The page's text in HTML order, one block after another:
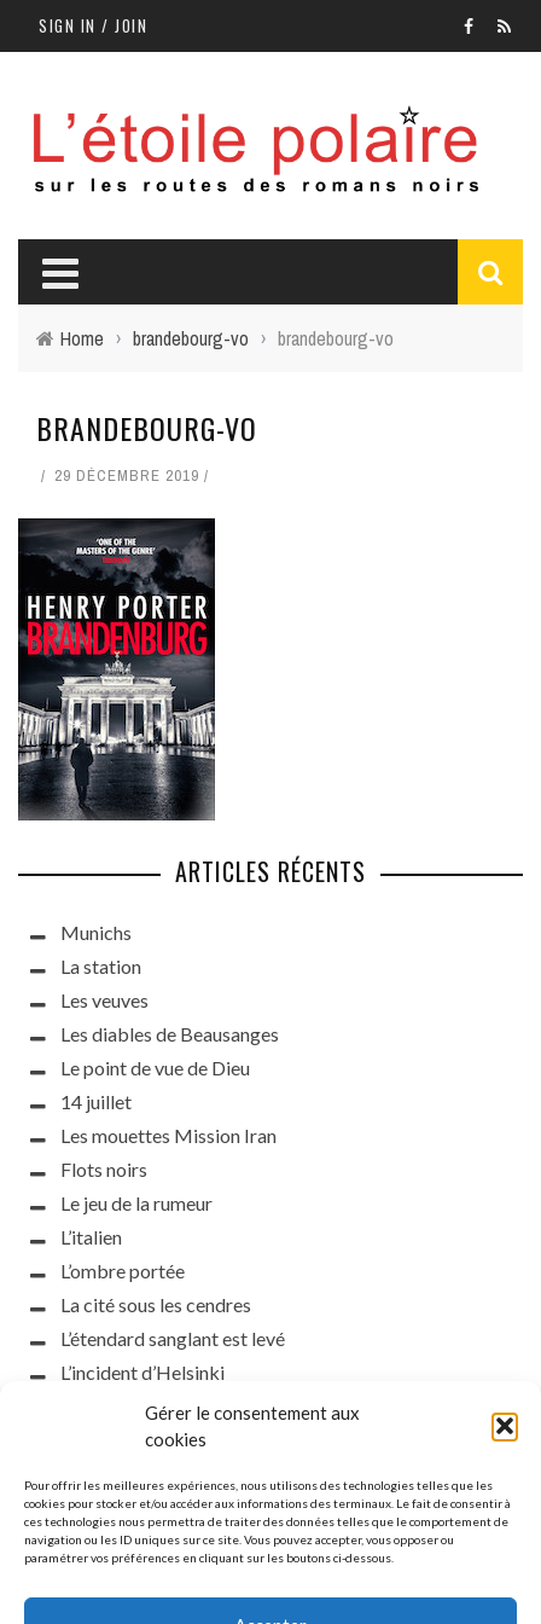
Gérer le consentement aux
cookies
Pour offrir les meilleures expériences, nous utilisons des technologies telles que les
cookies pour stocker et/ou accéder aux informations des terminaux. Le fait de consentir à
ces technologies nous permettra de traiter des données telles que le comportement de
navigation ou les ID uniques sur ce site. Vous pouvez accepter, vous opposer ou
paramétrer vos préférences en cliquant sur les boutons ci-dessous.
SIGN IN / JOIN
Home › brandebourg-vo › brandebourg-vo
BRANDEBOURG-VO
29 DÉCEMBRE 2019
ARTICLES RÉCENTS
Munichs
La station
Les veuves
Les diables de Beausanges
Le point de vue de Dieu
14 juillet
Les mouettes Mission Iran
Flots noirs
Le jeu de la rumeur
L’italien
L’ombre portée
La cité sous les cendres
L’étendard sanglant est levé
L’incident d’Helsinki
la petite fasciste
Toutes les nuances de la nuit
Que s’obscurcissent le soleil et la lumière
Le silence